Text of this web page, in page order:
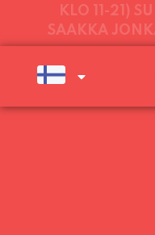
KLO 11-21)
SAAKKA
AVOINNA
SU) ELOKUUN